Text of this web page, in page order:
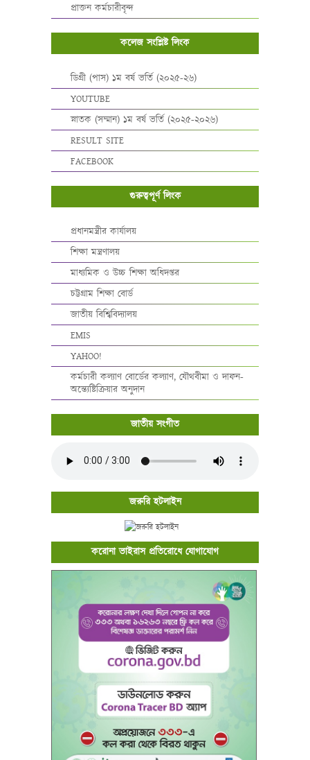
প্রাক্তন কর্মচারীবৃন্দ
কলেজ সংশ্লিষ্ট লিংক
ডিগ্রী (পাস) ১ম বর্ষ ভর্তি (২০২৫-২৬)
YOUTUBE
স্নাতক (সম্মান) ১ম বর্ষ ভর্তি (২০২৫-২০২৬)
RESULT SITE
FACEBOOK
গুরুত্বপূর্ণ লিংক
প্রধানমন্ত্রীর কার্যালয়
শিক্ষা মন্ত্রণালয়
মাধ্যমিক ও উচ্চ শিক্ষা অধিদপ্তর
চট্টগ্রাম শিক্ষা বোর্ড
জাতীয় বিশ্বিবিদ্যালয়
EMIS
YAHOO!
কর্মচারী কল্যাণ বোর্ডের কল্যাণ, যৌথবীমা ও দাফন-
অন্ত্যেষ্টিক্রিয়ার অনুদান
জাতীয় সংগীত
জরুরি হটলাইন
করোনা ভাইরাস প্রতিরোধে যোগাযোগ